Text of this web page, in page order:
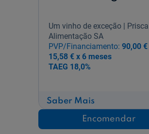
Um vinho de exceção | Prisca
Alimentação SA
PVP/Financiamento: 90,00 €
15,58 € x 6 meses
TAEG 18,0%
Saber Maissobre
Pacheca
Lagar
Nº1
Encomendar